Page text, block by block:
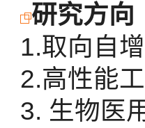
研究方向
1.取向自
2.高性能
3. 生物医